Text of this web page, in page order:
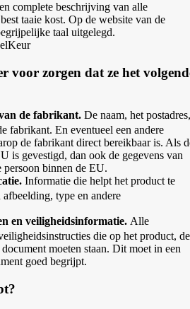
complete beschrijving van alle
taaie kost. Op de website van de
taal uitgelegd.
voor zorgen dat ze het
de fabrikant. De naam, het postadres,
fabrikant. En eventueel een andere
de fabrikant direct bereikbaar is. Als
is gevestigd, dan ook de gegevens van
binnen de EU.
Informatie die helpt het product te
afbeelding, type en andere
en veiligheidsinformatie. Alle
die op het product, de
moeten staan. Dit moet in een
goed begrijpt.